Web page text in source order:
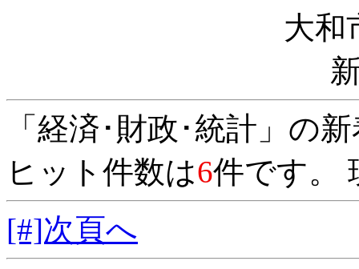
大和
「経済･財政･統計」の
ヒット件数は6件です。
[#]次頁へ